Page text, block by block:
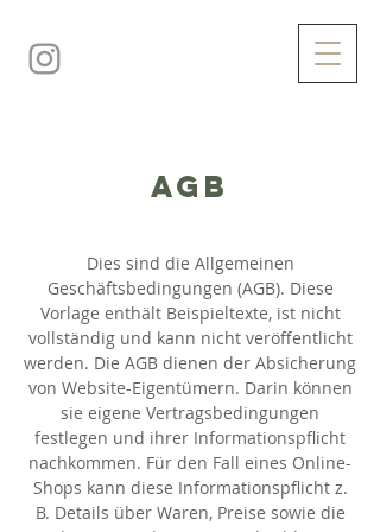
AGB
Dies sind die Allgemeinen
Geschäftsbedingungen (AGB). Diese
Vorlage enthält Beispieltexte, ist nicht
vollständig und kann nicht veröffentlicht
werden. Die AGB dienen der Absicherung
von Website-Eigentümern. Darin können
sie eigene Vertragsbedingungen
festlegen und ihrer Informationspflicht
nachkommen. Für den Fall eines Online-
Shops kann diese Informationspflicht z.
B. Details über Waren, Preise sowie die